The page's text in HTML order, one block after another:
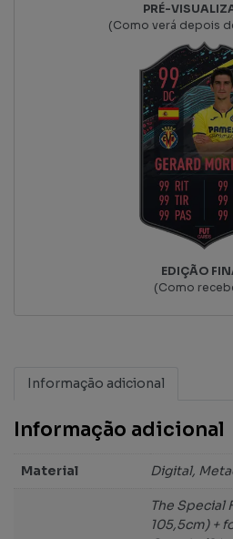
PRÉ-
(Como verá depois
EDIÇÃO
(Como
Informação adicional
Informação adicional
Material Digital,
The Special
105,5cm) +